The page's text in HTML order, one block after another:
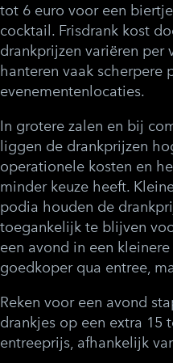
tot 6 euro voor een
cocktail. Frisdrank kost
drankprijzen variëren per
hanteren vaak scherpere
evenementenlocaties.
In grotere zalen en bij
liggen de drankprijzen
operationele kosten en
minder keuze heeft.
podia houden de
toegankelijk te blijven
een avond in een
goedkoper qua entree,
Reken voor een avond
drankjes op een extra 15
entreeprijs, afhankelijk